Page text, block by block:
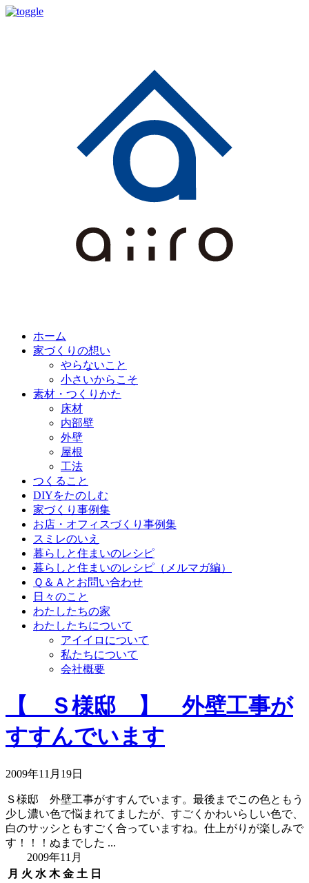
ホーム
家づくりの想い
やらないこと
小さいからこそ
素材・つくりかた
床材
内部壁
外壁
屋根
工法
つくること
DIYをたのしむ
家づくり事例集
お店・オフィスづくり事例集
スミレのいえ
暮らしと住まいのレシピ
暮らしと住まいのレシピ（メルマガ編）
Ｑ＆Ａとお問い合わせ
日々のこと
わたしたちの家
わたしたちについて
アイイロについて
私たちについて
会社概要
【 Ｓ様邸 】 外壁工事が
すすんでいます
2009年11月19日
Ｓ様邸 外壁工事がすすんでいます。最後までこの色ともう
少し濃い色で悩まれてましたが、すごくかわいらしい色で、
白のサッシともすごく合っていますね。仕上がりが楽しみで
す！！！ぬまでした ...
2009年11月
月 火 水 木 金 土 日